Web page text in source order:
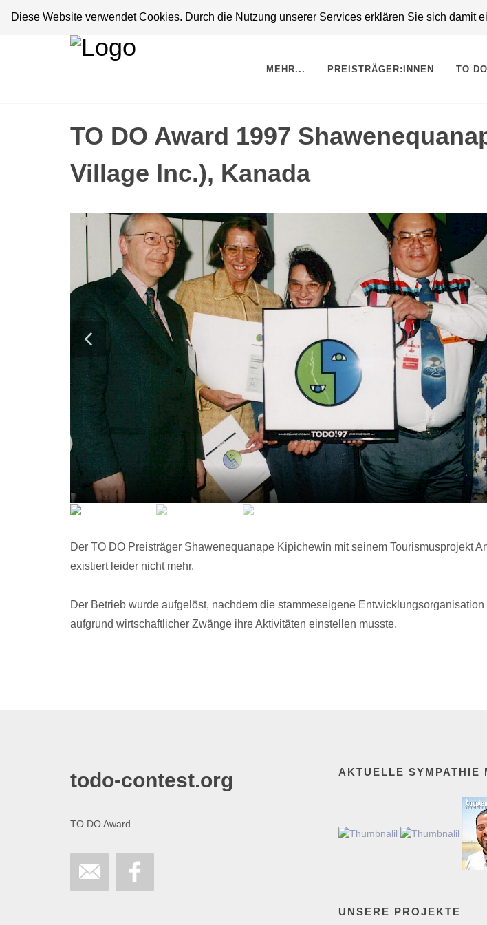
Diese Website verwendet Cookies. Durch die Nutzung unserer Services erklären Sie sich damit
MEHR... PREISTRÄGER:INNEN TO
TO DO Award 1997
Village Inc.), Kanada
Der TO DO Preisträger Shawenequanape Kipichewin mit seinem Tourismusprojekt
existiert leider nicht mehr.
Der Betrieb wurde aufgelöst, nachdem die stammeseigene
aufgrund wirtschaftlicher Zwänge ihre Aktivitäten einstellen musste.
todo-contest.org
TO DO Award
AKTUELLE SYMPATHIE
UNSERE PROJEKTE